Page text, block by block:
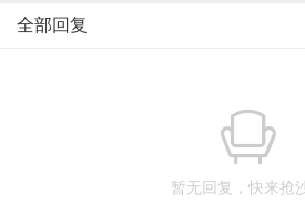
全部回复
暂无回复，快来抢